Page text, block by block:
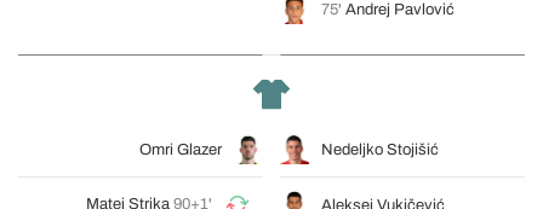
75' Andrej Pavlović
Omri Glazer Nedeljko Stojišić
Matej Strika 90+1' Aleksej Vukičević